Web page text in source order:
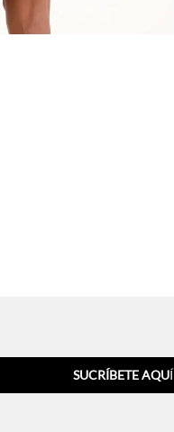
SUCRÍBETE AQUÍ